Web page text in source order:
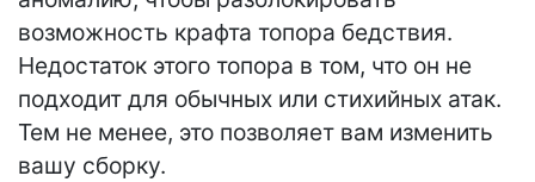
возможность крафта топора бедствия.
Недостаток этого топора в том, что он не
подходит для обычных или стихийных атак.
Тем не менее, это позволяет вам изменить
вашу сборку.